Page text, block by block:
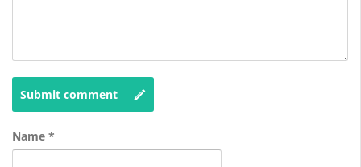
Submit comment
Name *